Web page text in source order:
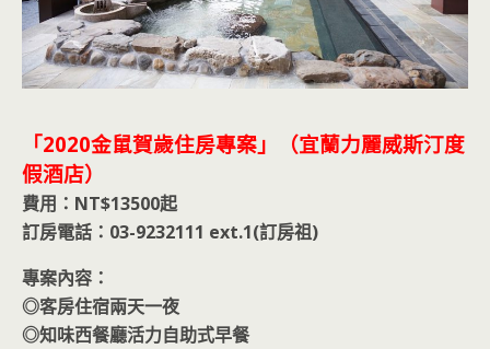
「2020金鼠賀歲住房專案」（宜蘭力麗威斯汀度
假酒店）
費用：NT$13500起
訂房電話：03-9232111 ext.1(訂房祖)
專案內容：
◎客房住宿兩天一夜
◎知味西餐廳活力自助式早餐